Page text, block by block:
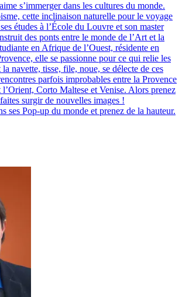
s’immerger dans les cultures du monde.
cette inclinaison naturelle pour le voyage
études à l’École du Louvre et son master
des ponts entre le monde de l’Art et la
en Afrique de l’Ouest, résidente en
elle se passionne pour ce qui relie les
navette, tisse, file, noue, se délecte de ces
parfois improbables entre la Provence
Corto Maltese et Venise. Alors prenez
surgir de nouvelles images !
ses Pop-up du monde et prenez de la hauteur.